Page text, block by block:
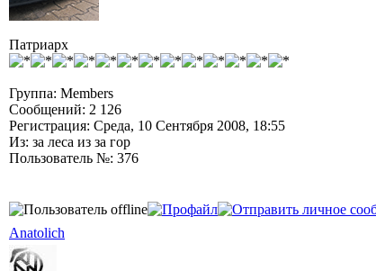
Патриарх
Группа: Members
Сообщений: 2 126
Регистрация: Среда, 10 Сентября 2008, 18:55
Из: за леса из за гор
Пользователь №: 376
Anatolich